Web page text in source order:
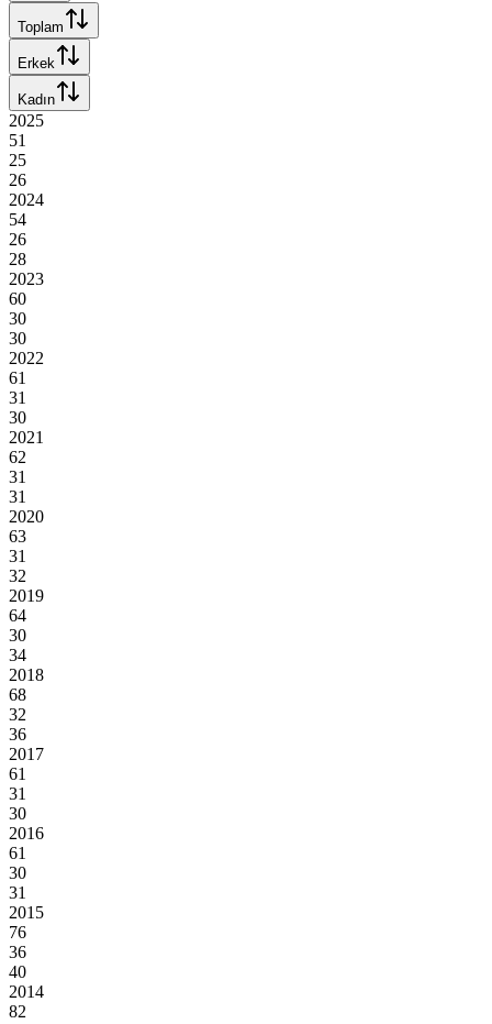
Toplam
Erkek
Kadın
2025
51
25
26
2024
54
26
28
2023
60
30
30
2022
61
31
30
2021
62
31
31
2020
63
31
32
2019
64
30
34
2018
68
32
36
2017
61
31
30
2016
61
30
31
2015
76
36
40
2014
82